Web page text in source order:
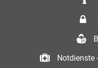
Notdienste